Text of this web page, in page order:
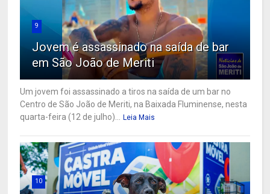
9
Jovem é assassinado na saída de bar
em São João de Meriti
Um jovem foi assassinado a tiros na saída de um bar no
Centro de São João de Meriti, na Baixada Fluminense, nesta
quarta-feira (12 de julho)...
Leia Mais
10